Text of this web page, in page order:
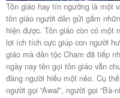
Tôn giáo hay tín ngưỡng là một
tôn giáo người dân gửi gắm
hiện được. Tôn giáo còn có một
lợi ích tích cực giúp con người
giáo mà dân tộc Cham đã tiếp
ngày nay tên gọi tôn giáo vẫn
đàng người hiểu một nẻo. Cụ
người gọi “Awal”, người gọi